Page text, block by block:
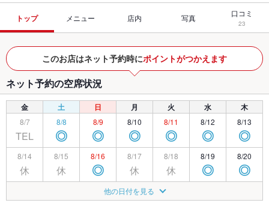
トップ メニュー 店内 写真 口コミ
23
このお店はネット予約時にポイントがつかえます
ネット予約の空席状況
金 土 日 月 火 水 木
8/7
TEL
8/8
◎
8/9
◎
8/10
◎
8/11
◎
8/12
◎
8/13
◎
8/14
休
8/15
休
8/16
◎
8/17
休
8/18
休
8/19
◎
8/20
◎
8/23 8/24 8/25
他の日付を見る